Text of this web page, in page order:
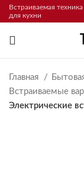
Встраиваемая техника
для кухни
Главная
Встраиваемые
Электрические